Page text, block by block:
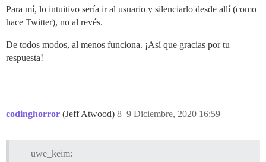
Para mí, lo intuitivo sería ir al usuario y silenciarlo desde allí (como
hace Twitter), no al revés.
De todos modos, al menos funciona. ¡Así que gracias por tu
respuesta!
codinghorror (Jeff Atwood) 9 Diciembre, 2020 16:59
8
uwe_keim: